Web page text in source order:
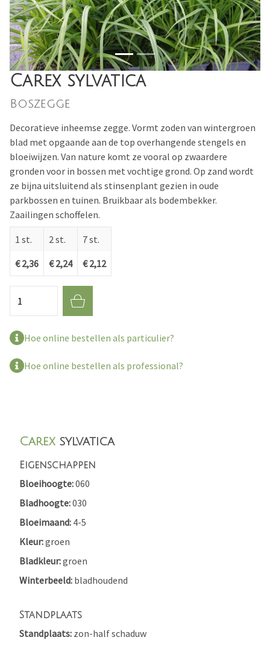
Carex sylvatica
Boszegge
Decoratieve inheemse zegge. Vormt zoden van wintergroen
blad met opgaande aan de top overhangende stengels en
bloeiwijzen. Van nature komt ze vooral op zwaardere
gronden voor in bossen met vochtige grond. Op zand wordt
ze bijna uitsluitend als stinsenplant gezien in oude
parkbossen en tuinen. Bruikbaar als bodembekker.
Zaailingen schoffelen.
1 st.
€ 2,36
2 st.
€ 2,24
7 st.
€ 2,12
Hoe online bestellen als particulier?
Hoe online bestellen als professional?
Carexsylvatica
Eigenschappen
Bloeihoogte 060
Bladhoogte 030
Bloeimaand 4-5
Kleur groen
Bladkleur groen
Winterbeeld bladhoudend
Standplaats
Standplaats zon-half schaduw